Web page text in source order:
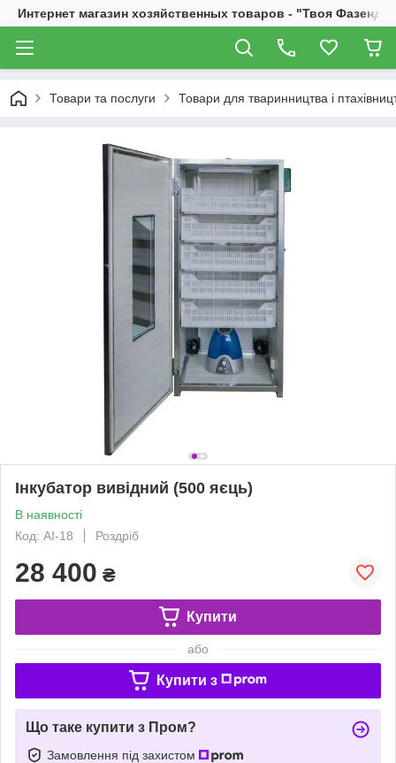
Интернет магазин хозяйственных товаров - "Твоя
Товари та послуги Товари для тваринництва і
Інкубатор вивідний (500 яєць)
В наявності
Код: AI-18
Роздріб
28 400 ₴
Купити
або
Купити з
Що таке купити з Пром?
Замовлення під захистом